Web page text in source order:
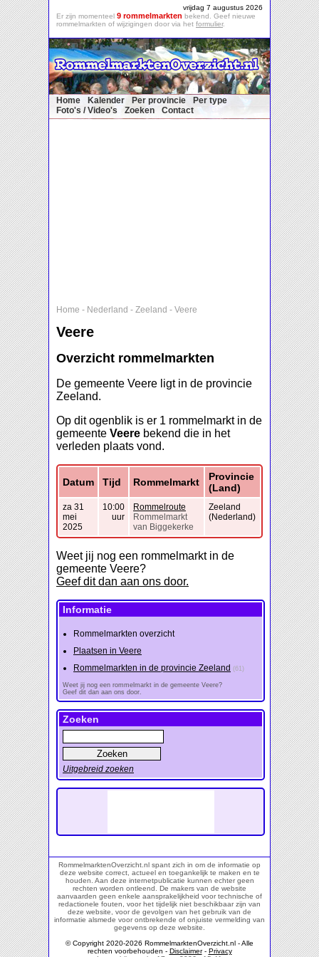
vrijdag 7 augustus 2026
Er zijn momenteel 9 rommelmarkten bekend. Geef nieuwe
rommelmarkten of wijzigingen door via het formulier.
Home Kalender Per provincie
Per type
Foto's / Video's
Zoeken Contact
Home - Nederland - Zeeland - Veere
Veere
Overzicht rommelmarkten
De gemeente Veere ligt in de provincie
Zeeland.
Op dit ogenblik is er 1 rommelmarkt in de
gemeente Veere bekend die in het
verleden plaats vond.
Datum Tijd Rommelmarkt
Provincie
(Land)
za 31
mei
2025
10:00
uur
Rommelroute
Rommelmarkt
van Biggekerke
Zeeland
(Nederland)
Weet jij nog een rommelmarkt in de
gemeente Veere?
Geef dit dan aan ons door.
Informatie
Rommelmarkten overzicht
Plaatsen in Veere
Rommelmarkten in de provincie Zeeland (61)
Weet jij nog een rommelmarkt in de gemeente Veere?
Geef dit dan aan ons door.
Zoeken
Uitgebreid zoeken
RommelmarktenOverzicht.nl spant zich in om de informatie op
deze website correct, actueel en toegankelijk te maken en te
houden. Aan deze internetpublicatie kunnen echter geen
rechten worden ontleend. De makers van de website
aanvaarden geen enkele aansprakelijkheid voor technische of
redactionele fouten, voor het tijdelijk niet beschikbaar zijn van
deze website, voor de gevolgen van het gebruik van de
informatie alsmede voor ontbrekende of onjuiste vermelding van
gegevens op deze website.
© Copyright 2020-2026 RommelmarktenOverzicht.nl - Alle
rechten voorbehouden - Disclaimer- Privacy